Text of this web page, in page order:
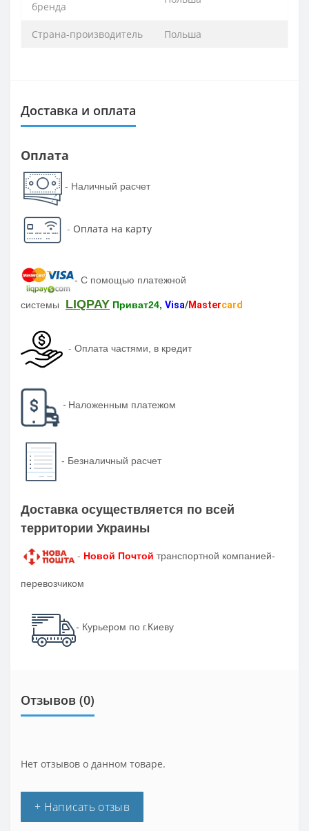
бренда
Страна-производитель Польша
Доставка и оплата
Оплата
- Наличный расчет
- Оплата на карту
- С помощью платежной
системы LIQPAY Приват24, Visa/Mastercard
- Оплата частями, в кредит
- Наложенным платежом
- Безналичный расчет
Доставка осуществляется по всей
территории Украины
- Новой Почтой транспортной компанией-
перевозчиком
- Курьером по г.Киеву
Отзывов (0)
Нет отзывов о данном товаре.
+ Написать отзыв